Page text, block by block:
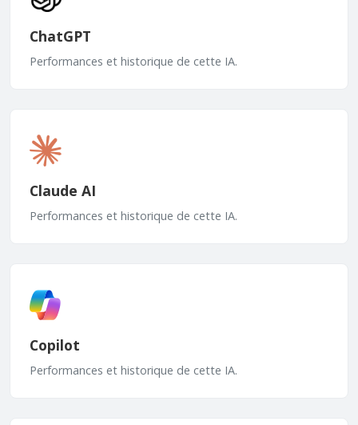
ChatGPT
Performances et historique de cette IA.
Claude AI
Performances et historique de cette IA.
Copilot
Performances et historique de cette IA.